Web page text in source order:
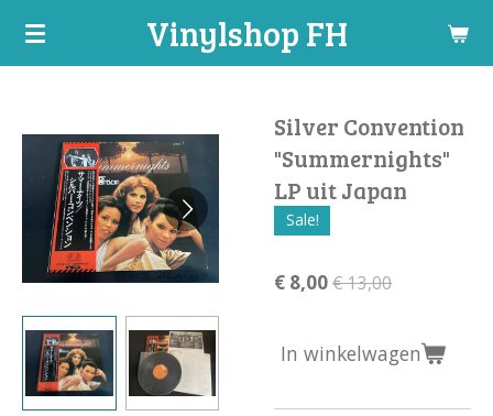
Ga
hoofdinhoud
Vinylshop FH
Silver Convention
"Summernights"
LP uit Japan
Sale!
€ 8,00€ 13,00
In winkelwagen